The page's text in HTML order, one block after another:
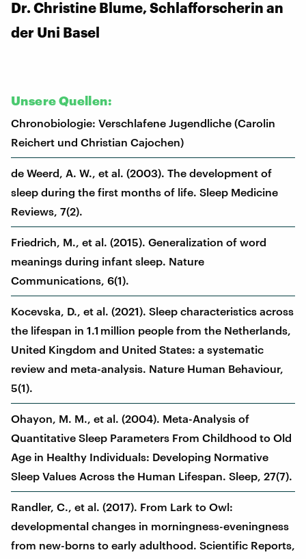
Dr. Christine Blume, Schlafforscherin an
der Uni Basel
Unsere Quellen:
Chronobiologie: Verschlafene Jugendliche (Carolin
Reichert und Christian Cajochen)
de Weerd, A. W., et al. (2003). The development of
sleep during the first months of life. Sleep Medicine
Reviews, 7(2).
Friedrich, M., et al. (2015). Generalization of word
meanings during infant sleep. Nature
Communications, 6(1).
Kocevska, D., et al. (2021). Sleep characteristics across
the lifespan in 1.1 million people from the Netherlands,
United Kingdom and United States: a systematic
review and meta-analysis. Nature Human Behaviour,
5(1).
Ohayon, M. M., et al. (2004). Meta-Analysis of
Quantitative Sleep Parameters From Childhood to Old
Age in Healthy Individuals: Developing Normative
Sleep Values Across the Human Lifespan. Sleep, 27(7).
Randler, C., et al. (2017). From Lark to Owl:
developmental changes in morningness-eveningness
from new-borns to early adulthood. Scientific Reports,